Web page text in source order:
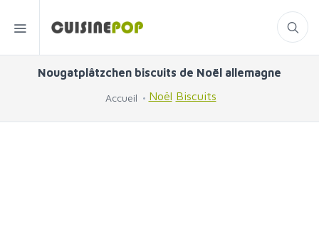
Nougatplâtzchen biscuits de Noël allemagne
Accueil Noël Biscuits